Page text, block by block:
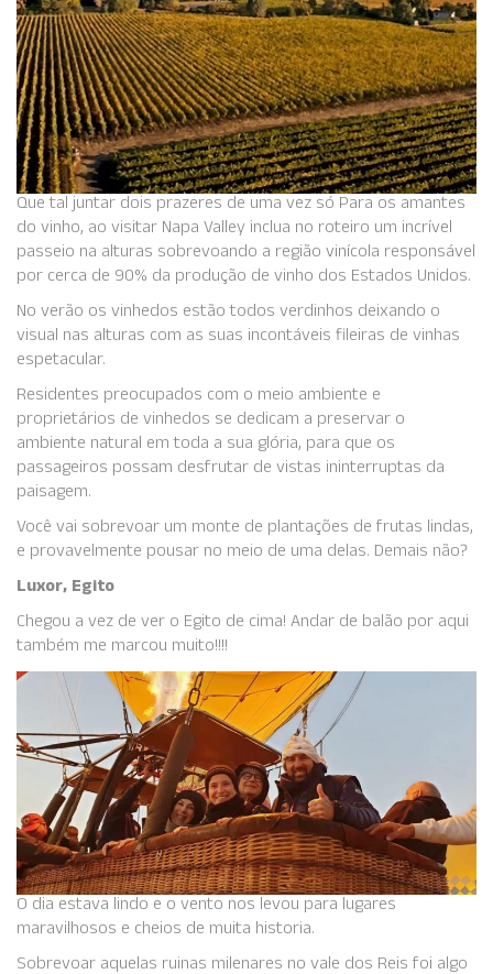
Que tal juntar dois prazeres de uma vez só Para os amantes
do vinho, ao visitar Napa Valley inclua no roteiro um incrível
passeio na alturas sobrevoando a região vinícola responsável
por cerca de 90% da produção de vinho dos Estados Unidos.
No verão os vinhedos estão todos verdinhos deixando o
visual nas alturas com as suas incontáveis fileiras de vinhas
espetacular.
Residentes preocupados com o meio ambiente e
proprietários de vinhedos se dedicam a preservar o
ambiente natural em toda a sua glória, para que os
passageiros possam desfrutar de vistas ininterruptas da
paisagem.
Você vai sobrevoar um monte de plantações de frutas lindas,
e provavelmente pousar no meio de uma delas. Demais não?
Luxor, Egito
Chegou a vez de ver o Egito de cima! Andar de balão por aqui
também me marcou muito!!!!
O dia estava lindo e o vento nos levou para lugares
maravilhosos e cheios de muita historia.
Sobrevoar aquelas ruinas milenares no vale dos Reis foi algo